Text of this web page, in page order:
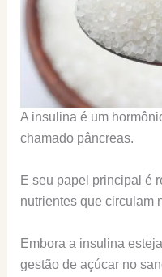
A insulina é um
chamado pâncreas.
E seu papel principal é
nutrientes que circulam
Embora a insulina
gestão de açúcar no